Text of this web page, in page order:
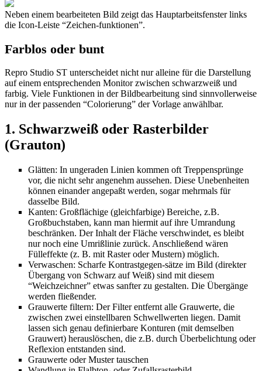
Neben einem bearbeiteten Bild zeigt das Hauptarbeitsfenster links
die Icon-Leiste “Zeichen-funktionen”.
Farblos oder bunt
Repro Studio ST unterscheidet nicht nur alleine für die Darstellung
auf einem entsprechenden Monitor zwischen schwarzweiß und
farbig. Viele Funktionen in der Bildbearbeitung sind sinnvollerweise
nur in der passenden “Colorierung” der Vorlage anwählbar.
1. Schwarzweiß oder Rasterbilder
(Grauton)
Glätten: In ungeraden Linien kommen oft Treppensprünge
vor, die nicht sehr angenehm aussehen. Diese Unebenheiten
können einander angepaßt werden, sogar mehrmals für
dasselbe Bild.
Kanten: Großflächige (gleichfarbige) Bereiche, z.B.
Großbuchstaben, kann man hiermit auf ihre Umrandung
beschränken. Der Inhalt der Fläche verschwindet, es bleibt
nur noch eine Umrißlinie zurück. Anschließend wären
Fülleffekte (z. B. mit Raster oder Mustern) möglich.
Verwaschen: Scharfe Kontrastgegen-sätze im Bild (direkter
Übergang von Schwarz auf Weiß) sind mit diesem
“Weichzeichner” etwas sanfter zu gestalten. Die Übergänge
werden fließender.
Grauwerte filtern: Der Filter entfernt alle Grauwerte, die
zwischen zwei einstellbaren Schwellwerten liegen. Damit
lassen sich genau definierbare Konturen (mit demselben
Grauwert) herauslöschen, die z.B. durch Überbelichtung oder
Reflexion entstanden sind.
Grauwerte oder Muster tauschen